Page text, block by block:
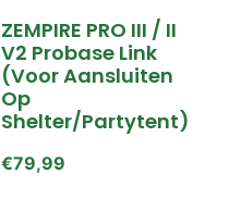
ZEMPIRE PRO III / II
V2 Probase Link
(voor Aansluiten
Op
Shelter/partytent)
€79,99